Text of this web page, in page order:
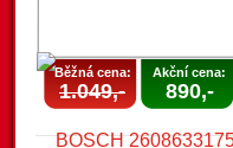
Běžná cena:
1.049,-
Akční cena:
890,-